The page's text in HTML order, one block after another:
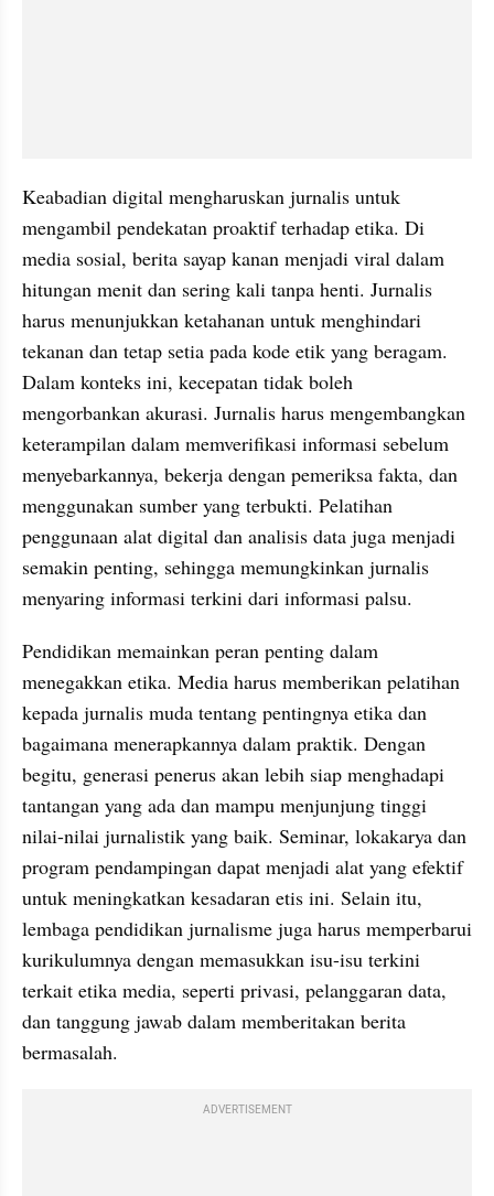
Keabadian digital mengharuskan jurnalis untuk
mengambil pendekatan proaktif terhadap etika. Di
media sosial, berita sayap kanan menjadi viral dalam
hitungan menit dan sering kali tanpa henti. Jurnalis
harus menunjukkan ketahanan untuk menghindari
tekanan dan tetap setia pada kode etik yang beragam.
Dalam konteks ini, kecepatan tidak boleh
mengorbankan akurasi. Jurnalis harus mengembangkan
keterampilan dalam memverifikasi informasi sebelum
menyebarkannya, bekerja dengan pemeriksa fakta, dan
menggunakan sumber yang terbukti. Pelatihan
penggunaan alat digital dan analisis data juga menjadi
semakin penting, sehingga memungkinkan jurnalis
menyaring informasi terkini dari informasi palsu.
Pendidikan memainkan peran penting dalam
menegakkan etika. Media harus memberikan pelatihan
kepada jurnalis muda tentang pentingnya etika dan
bagaimana menerapkannya dalam praktik. Dengan
begitu, generasi penerus akan lebih siap menghadapi
tantangan yang ada dan mampu menjunjung tinggi
nilai-nilai jurnalistik yang baik. Seminar, lokakarya dan
program pendampingan dapat menjadi alat yang efektif
untuk meningkatkan kesadaran etis ini. Selain itu,
lembaga pendidikan jurnalisme juga harus memperbarui
kurikulumnya dengan memasukkan isu-isu terkini
terkait etika media, seperti privasi, pelanggaran data,
dan tanggung jawab dalam memberitakan berita
bermasalah.
ADVERTISEMENT